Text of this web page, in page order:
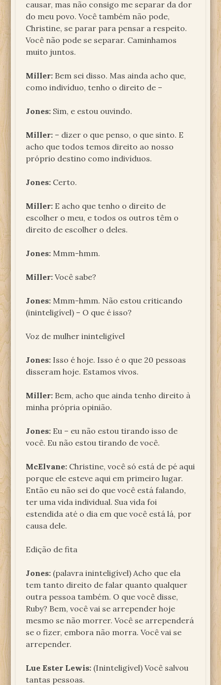
causar, mas não consigo me separar da dor
do meu povo. Você também não pode,
Christine, se parar para pensar a respeito.
Você não pode se separar. Caminhamos
muito juntos.
Miller: Bem sei disso. Mas ainda acho que,
como indivíduo, tenho o direito de –
Jones: Sim, e estou ouvindo.
Miller: – dizer o que penso, o que sinto. E
acho que todos temos direito ao nosso
próprio destino como indivíduos.
Jones: Certo.
Miller: E acho que tenho o direito de
escolher o meu, e todos os outros têm o
direito de escolher o deles.
Jones: Mmm-hmm.
Miller: Você sabe?
Jones: Mmm-hmm. Não estou criticando
(ininteligível) – O que é isso?
Voz de mulher ininteligível
Jones: Isso é hoje. Isso é o que 20 pessoas
disseram hoje. Estamos vivos.
Miller: Bem, acho que ainda tenho direito à
minha própria opinião.
Jones: Eu – eu não estou tirando isso de
você. Eu não estou tirando de você.
McElvane: Christine, você só está de pé aqui
porque ele esteve aqui em primeiro lugar.
Então eu não sei do que você está falando,
ter uma vida individual. Sua vida foi
estendida até o dia em que você está lá, por
causa dele.
Edição de fita
Jones: (palavra ininteligível) Acho que ela
tem tanto direito de falar quanto qualquer
outra pessoa também. O que você disse,
Ruby? Bem, você vai se arrepender hoje
mesmo se não morrer. Você se arrependerá
se o fizer, embora não morra. Você vai se
arrepender.
Lue Ester Lewis: (Ininteligível) Você salvou
tantas pessoas.